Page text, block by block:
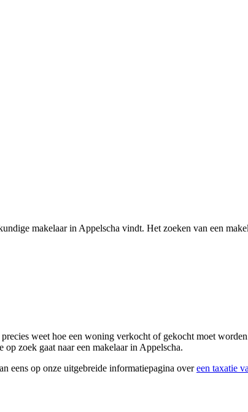
makelaar in Appelscha vindt. Het zoeken van een
weet hoe een woning verkocht of gekocht moet
zoek gaat naar een makelaar in Appelscha.
eens op onze uitgebreide informatiepagina overeen taxatie